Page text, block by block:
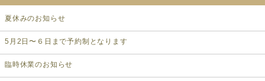
夏休みのお知らせ
5月2日〜６日まで予約制となります
臨時休業のお知らせ